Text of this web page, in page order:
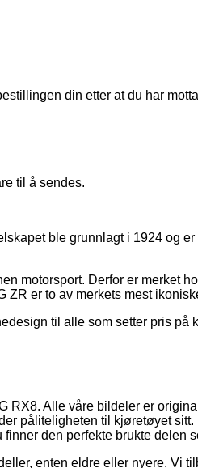
din etter at du har
til å sendes.
ble grunnlagt i 1924 og
motorsport. Derfor er merket
ZR er to av merkets mest
til alle som setter pris
RX8. Alle våre bildeler er
påliteligheten til kjøretøyet
den perfekte brukte
enten eldre eller nyere. Vi